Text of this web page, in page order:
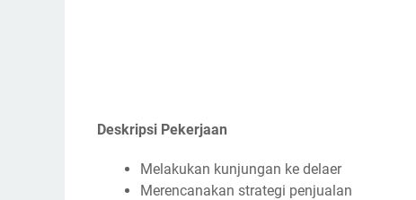
Deskripsi Pekerjaan
Melakukan kunjungan ke delaer
Merencanakan strategi penjualan